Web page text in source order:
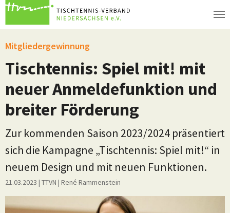
Zum Hauptinhalt springen
Mitgliedergewinnung
Tischtennis: Spiel mit! mit
neuer Anmeldefunktion und
breiter Förderung
Zur kommenden Saison 2023/2024 präsentiert
sich die Kampagne „Tischtennis: Spiel mit!“ in
neuem Design und mit neuen Funktionen.
21.03.2023 | TTVN | René Rammenstein